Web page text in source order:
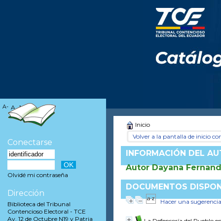
Inicio
Volver a la pantalla de inicio
INFORMACIÓN DEL
Autor Dayana
DOCUMENTOS
Hacer una sugerencia
A- A A+
Conectarse
Olvidé mi contraseña
Dirección
Biblioteca del Tribunal
Contencioso Electoral - TCE
Av. 12 de Octubre N19 y Patria